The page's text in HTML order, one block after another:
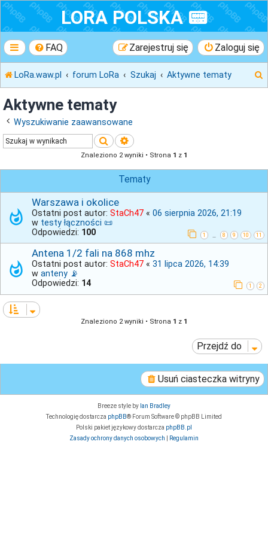
LORA POLSKA 📟
FAQ Zaloguj się
Zarejestruj się
LoRa.waw.pl forum LoRa Szukaj Aktywne tematy
Aktywne tematy
Wyszukiwanie zaawansowane
SzukajWyszukiwanie zaawansowane
Znaleziono 2 wyniki • Strona 1 z 1
Tematy
Warszawa i okolice
Ostatni post autor: StaCh47 « 06 sierpnia 2026, 21:19
w testy łączności 📜
Odpowiedzi: 100 1 … 8 9 10 11
Antena 1/2 fali na 868 mhz
Ostatni post autor: StaCh47 « 31 lipca 2026, 14:39
w anteny 📡
Odpowiedzi: 14 1 2
Znaleziono 2 wyniki • Strona 1 z 1
Przejdź do
Usuń ciasteczka witryny
Breeze style by Ian Bradley
Technologię dostarcza phpBB® Forum Software © phpBB Limited
Polski pakiet językowy dostarcza phpBB.pl
Zasady ochrony danych osobowych
Regulamin